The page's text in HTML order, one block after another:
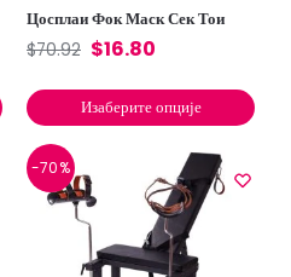
Цосплаи Фок Маск Сек Тои
$70.92 $16.80
Изаберите опције
-70%